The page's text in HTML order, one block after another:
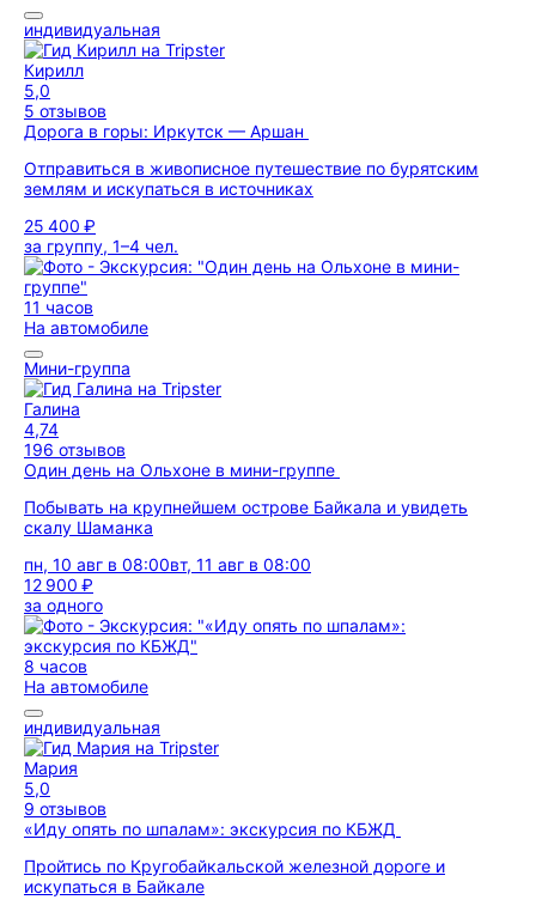
индивидуальная
Кирилл
5,0
5 отзывов
Дорога в горы: Иркутск — Аршан
Отправиться в живописное путешествие по бурятским
землям и искупаться в источниках
25 400 ₽
за группу, 1–4 чел.
11 часов
На автомобиле
Мини-группа
Галина
4,74
196 отзывов
Один день на Ольхоне в мини-группе
Побывать на крупнейшем острове Байкала и увидеть
скалу Шаманка
пн, 10 авг в 08:00вт, 11 авг в 08:00
12 900 ₽
за одного
8 часов
На автомобиле
индивидуальная
Мария
5,0
9 отзывов
«Иду опять по шпалам»: экскурсия по КБЖД
Пройтись по Кругобайкальской железной дороге и
искупаться в Байкале